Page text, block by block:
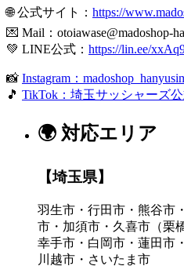
🌐 公式サイト： https://
💌 Mail： otoiawase@madoshop-
💚 LINE公式： https://lin.ee/
📸 Instagram：
🎵 TikTok：埼玉サッシャーズ
🌍 対応エリア
【埼玉県】
羽生市・行田市・熊谷市
市・加須市・久喜市（栗
幸手市・白岡市・蓮田市
川越市・さいたま市